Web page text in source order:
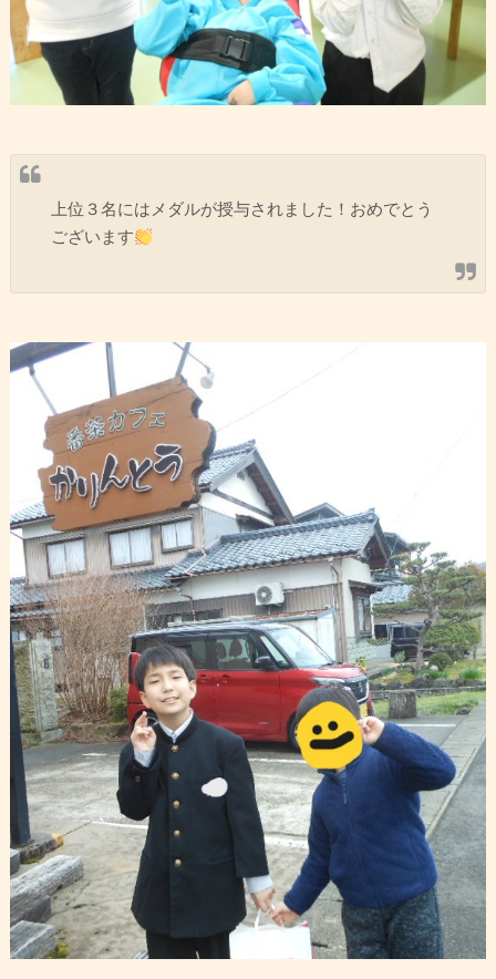
上位３名にはメダルが授与されました！おめでとう
ございます